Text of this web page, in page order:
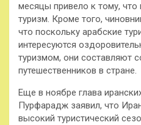
месяцы привело к тому, что
туризм. Кроме того,
что поскольку арабские
интересуются
туризмом, они составляют
путешественников в стране.
Еще в ноябре глава
Пурфарадж заявил, что
высокий туристический